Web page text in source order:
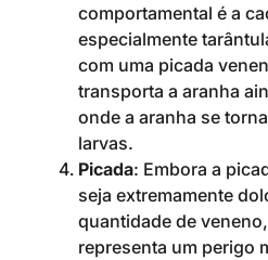
comportamental é a
especialmente
com uma picada
transporta a aranha
onde a aranha se
larvas.
Picada: Embora a
seja extremamente
quantidade de
representa um perigo